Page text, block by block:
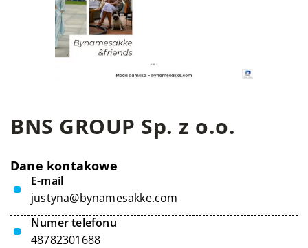
BNS GROUP Sp. z o.o.
Dane kontakowe
E-mail
justyna@bynamesakke.com
Numer telefonu
48782301688